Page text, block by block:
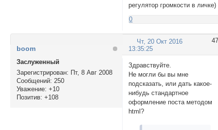
регулятор громкости в личке)
0
47
Чт, 20 Окт 2016
13:35:25
boom
Заслуженный
Зарегистрирован: Пт, 8 Авг 2008
Сообщений: 250
Уважение: +10
Позитив: +108
Здравствуйте.
Не могли бы вы мне
подсказать, или дать какое-
нибудь стандартное
оформление поста методом
html?